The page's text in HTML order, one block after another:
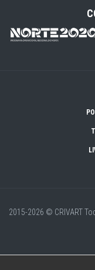
2015-2026 © CRIVART